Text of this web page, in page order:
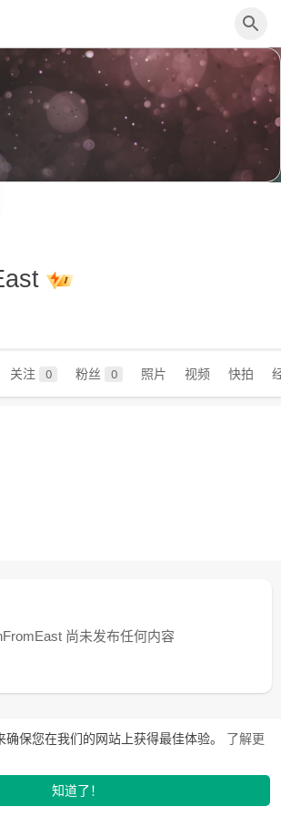
保您在我们的网站上获得最佳体验。 了解更
知道了！
关注 0 粉丝 0 照片 视频 快拍
尚未发布任何内容
发布